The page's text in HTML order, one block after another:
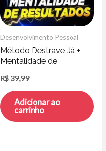
Desenvolvimento Pessoal
Método Destrave Já +
Mentalidade de
Pogne
R$ 39,99
Adicionar ao
carrinho